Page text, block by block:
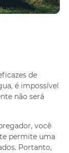
de
é impossível
não será
você
permite uma
Portanto,